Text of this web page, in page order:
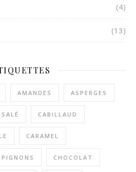
(4)
(13)
AMANDES ASPERGES
CABILLAUD
CARAMEL
CHOCOLAT